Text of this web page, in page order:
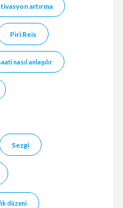
artırma
Piri Reis
nasıl anlaşılır
Sezgi
düzeni